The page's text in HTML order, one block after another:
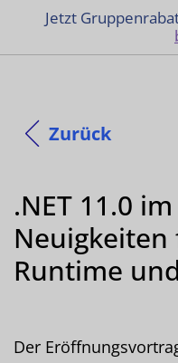
Jetzt
Zurück
.NET 11.0
Neuigkeiten
Runtime
Der